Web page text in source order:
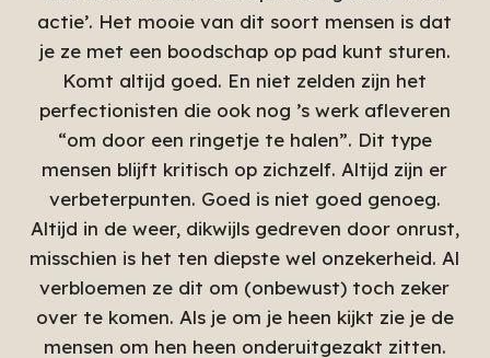
actie’. Het mooie van dit soort mensen is dat
je ze met een boodschap op pad kunt sturen.
Komt altijd goed. En niet zelden zijn het
perfectionisten die ook nog ’s werk afleveren
“om door een ringetje te halen”. Dit type
mensen blijft kritisch op zichzelf. Altijd zijn er
verbeterpunten. Goed is niet goed genoeg.
Altijd in de weer, dikwijls gedreven door onrust,
misschien is het ten diepste wel onzekerheid. Al
verbloemen ze dit om (onbewust) toch zeker
over te komen. Als je om je heen kijkt zie je de
mensen om hen heen onderuitgezakt zitten.